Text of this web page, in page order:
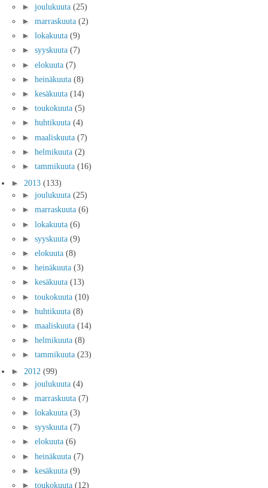
► joulukuuta (25)
► marraskuuta (2)
► lokakuuta (9)
► syyskuuta (7)
► elokuuta (7)
► heinäkuuta (8)
► kesäkuuta (14)
► toukokuuta (5)
► huhtikuuta (4)
► maaliskuuta (7)
► helmikuuta (2)
► tammikuuta (16)
► 2013 (133)
► joulukuuta (25)
► marraskuuta (6)
► lokakuuta (6)
► syyskuuta (9)
► elokuuta (8)
► heinäkuuta (3)
► kesäkuuta (13)
► toukokuuta (10)
► huhtikuuta (8)
► maaliskuuta (14)
► helmikuuta (8)
► tammikuuta (23)
► 2012 (99)
► joulukuuta (4)
► marraskuuta (7)
► lokakuuta (3)
► syyskuuta (7)
► elokuuta (6)
► heinäkuuta (7)
► kesäkuuta (9)
► toukokuuta (12)